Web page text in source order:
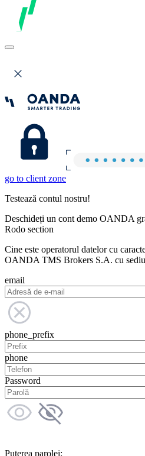
go to client zone
Testează contul nostru!
Deschideți un cont demo OANDA
Rodo section
Cine este operatorul datelor cu
OANDA TMS Brokers S.A. cu
email
phone_prefix
phone
Password
Puterea parolei: